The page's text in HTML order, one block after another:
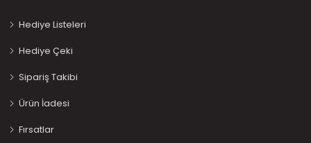
Hediye Listeleri
Hediye Çeki
Sipariş Takibi
Ürün İadesi
Fırsatlar